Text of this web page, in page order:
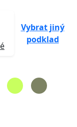
Vybrat jiný
podklad